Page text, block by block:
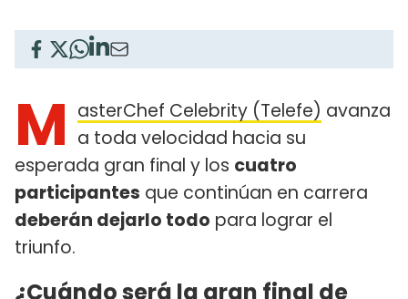
M asterChef Celebrity (Telefe) avanza
a toda velocidad hacia su
esperada gran final y los cuatro
participantes que continúan en carrera
deberán dejarlo todo para lograr el
triunfo.
¿Cuándo será la gran final de